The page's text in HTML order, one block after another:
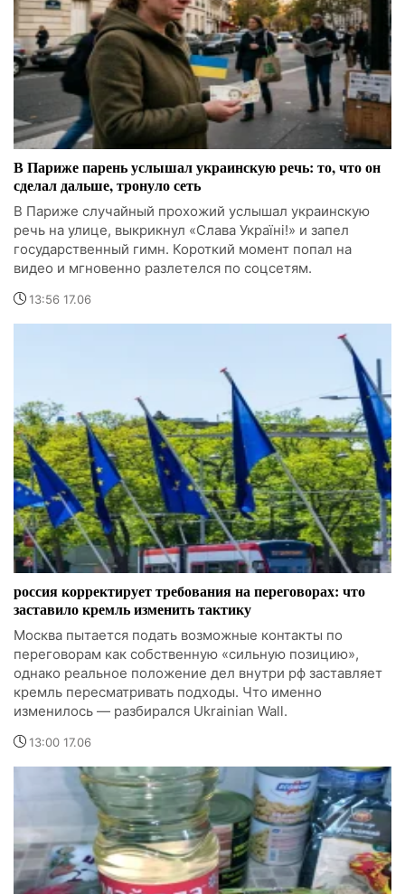
В Париже парень услышал украинскую речь: то, что он
сделал дальше, тронуло сеть
В Париже случайный прохожий услышал украинскую
речь на улице, выкрикнул «Слава Україні!» и запел
государственный гимн. Короткий момент попал на
видео и мгновенно разлетелся по соцсетям.
13:56 17.06
россия корректирует требования на переговорах: что
заставило кремль изменить тактику
Москва пытается подать возможные контакты по
переговорам как собственную «сильную позицию»,
однако реальное положение дел внутри рф заставляет
кремль пересматривать подходы. Что именно
изменилось — разбирался Ukrainian Wall.
13:00 17.06